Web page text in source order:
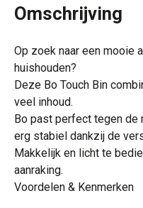
Omschrijving
Op zoek naar een mooie
huishouden?
Deze Bo Touch Bin
veel inhoud.
Bo past perfect tegen de
erg stabiel dankzij de
Makkelijk en licht te
aanraking.
Voordelen & Kenmerken